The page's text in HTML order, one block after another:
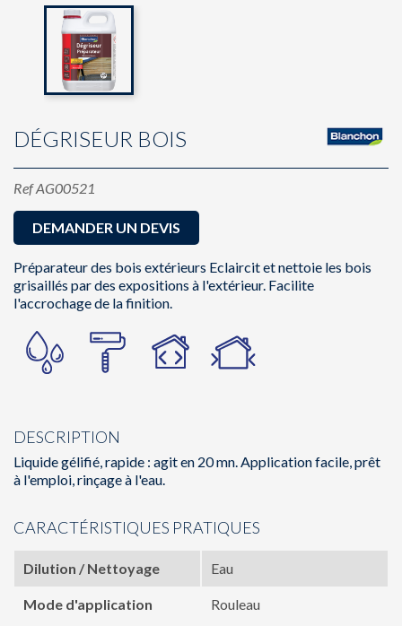
DÉGRISEUR BOIS
RefAG00521
DEMANDER UN DEVIS
Préparateur des bois extérieurs Eclaircit et nettoie les bois
grisaillés par des expositions à l'extérieur. Facilite
l'accrochage de la finition.
DESCRIPTION
Liquide gélifié, rapide : agit en 20 mn. Application facile, prêt
à l'emploi, rinçage à l'eau.
CARACTÉRISTIQUES PRATIQUES
Dilution / Nettoyage Eau
Mode d'application Rouleau